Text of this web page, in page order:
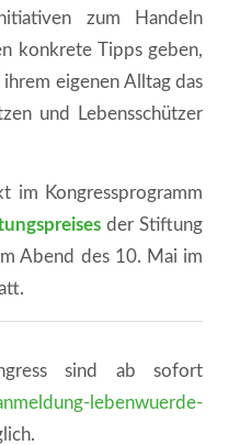
zum Handeln
konkrete Tipps geben,
eigenen Alltag das
und Lebensschützer
im Kongressprogramm
der Stiftung
Abend des 10. Mai im
sind ab sofort
lebenwuerde-